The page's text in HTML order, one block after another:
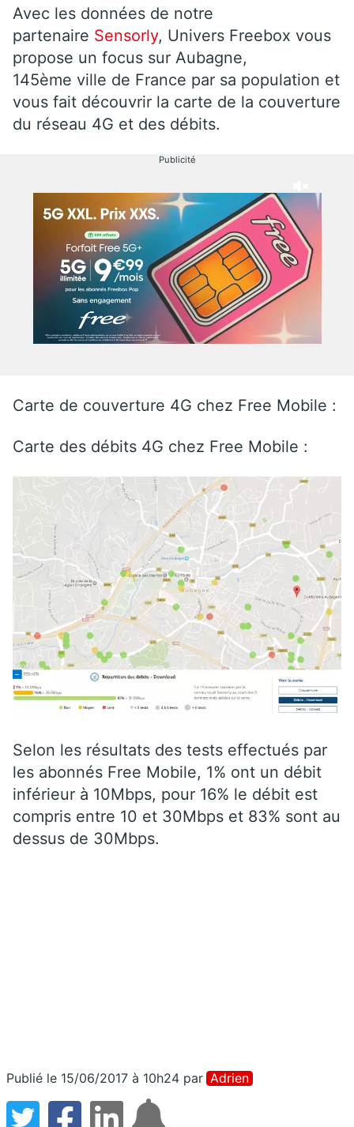
Avec les données de notre
partenaire Sensorly, Univers Freebox vous
propose un focus sur Aubagne,
145ème ville de France par sa population et
vous fait découvrir la carte de la couverture
du réseau 4G et des débits.
Publicité
Carte de couverture 4G chez Free Mobile :
Carte des débits 4G chez Free Mobile :
Selon les résultats des tests effectués par
les abonnés Free Mobile, 1% ont un débit
inférieur à 10Mbps, pour 16% le débit est
compris entre 10 et 30Mbps et 83% sont au
dessus de 30Mbps.
Publié le 15/06/2017 à 10h24 par Adrien